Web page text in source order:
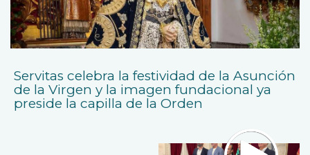
Servitas celebra la festividad de la Asunción
de la Virgen y la imagen fundacional ya
preside la capilla de la Orden